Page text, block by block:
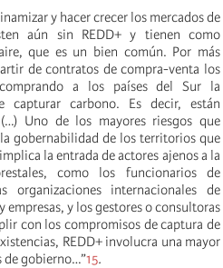
y hacer crecer los mercados de
aún sin REDD+ y tienen como
que es un bien común. Por más
de contratos de compra-venta los
a los países del Sur la
capturar carbono. Es decir, están
Uno de los mayores riesgos que
gobernabilidad de los territorios que
la entrada de actores ajenos a la
como los funcionarios de
organizaciones internacionales de
y los gestores o consultoras
con los compromisos de captura de
REDD+ involucra una mayor
de gobierno…”15.